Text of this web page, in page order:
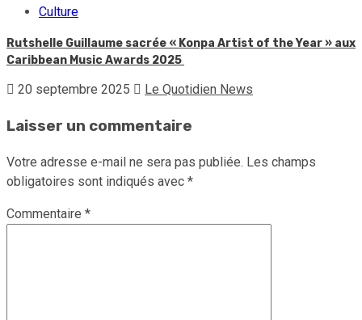
Culture
Rutshelle Guillaume sacrée « Konpa Artist of the Year » aux
Caribbean Music Awards 2025
20 septembre 2025 Le Quotidien News
Laisser un commentaire
Votre adresse e-mail ne sera pas publiée. Les champs
obligatoires sont indiqués avec *
Commentaire *